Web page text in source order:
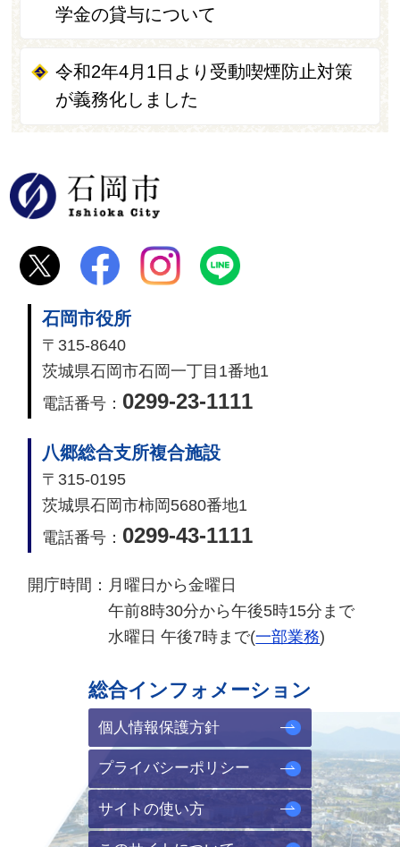
学金の貸与について
令和2年4月1日より受動喫煙防止対策
が義務化しました
石岡市役所
〒315-8640
茨城県石岡市石岡一丁目1番地1
電話番号： 0299-23-1111
八郷総合支所複合施設
〒315-0195
茨城県石岡市柿岡5680番地1
電話番号： 0299-43-1111
開庁時間： 月曜日から金曜日
午前8時30分から午後5時15分まで
水曜日 午後7時まで(一部業務)
総合インフォメーション
個人情報保護方針
プライバシーポリシー
サイトの使い方